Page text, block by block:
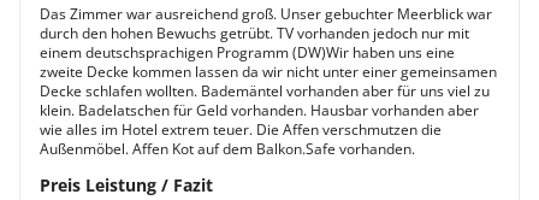
Das Zimmer war ausreichend groß. Unser gebuchter Meerblick war
durch den hohen Bewuchs getrübt. TV vorhanden jedoch nur mit
einem deutschsprachigen Programm (DW)Wir haben uns eine
zweite Decke kommen lassen da wir nicht unter einer gemeinsamen
Decke schlafen wollten. Bademäntel vorhanden aber für uns viel zu
klein. Badelatschen für Geld vorhanden. Hausbar vorhanden aber
wie alles im Hotel extrem teuer. Die Affen verschmutzen die
Außenmöbel. Affen Kot auf dem Balkon.Safe vorhanden.
Preis Leistung / Fazit